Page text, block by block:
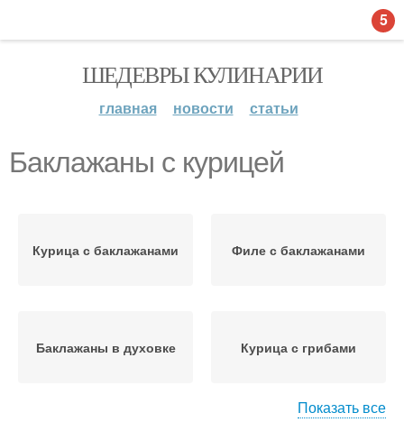
ШЕДЕВРЫ КУЛИНАРИИ
главная новости статьи
Баклажаны с курицей
Курица с баклажанами Филе с баклажанами
Баклажаны в духовке Курица с грибами
Показать все
5